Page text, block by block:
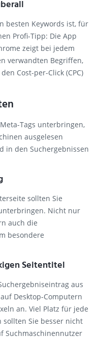
besten Keywords ist, für
Profi-Tipp: Die App
zeigt bei jedem
verwandten Begriffen,
Cost-per-Click (CPC)
Tags unterbringen,
ausgelesen
in den Suchergebnissen
sollten Sie
Nicht nur
auch die
besondere
Seitentitel
aus
Desktop-Computern
an. Viel Platz für jede
sollten Sie besser nicht
Suchmaschinennutzer